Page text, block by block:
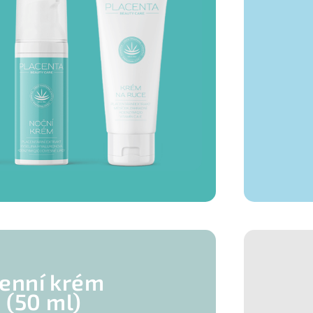
krém
(50 ml)